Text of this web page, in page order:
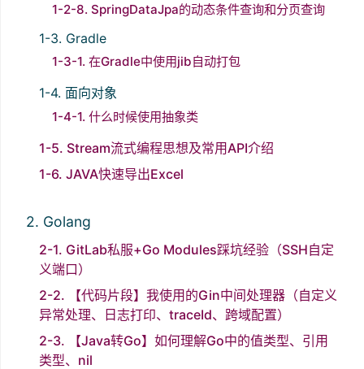
1-2-8. SpringDataJpa的动态条件查询和分页查询
1-3. Gradle
1-3-1. 在Gradle中使用jib自动打包
1-4. 面向对象
1-4-1. 什么时候使用抽象类
1-5. Stream流式编程思想及常用API介绍
1-6. JAVA快速导出Excel
2. Golang
2-1. GitLab私服+Go Modules踩坑经验（SSH自定
义端口）
2-2. 【代码片段】我使用的Gin中间处理器（自定义
异常处理、日志打印、traceId、跨域配置）
2-3. 【Java转Go】如何理解Go中的值类型、引用
类型、nil